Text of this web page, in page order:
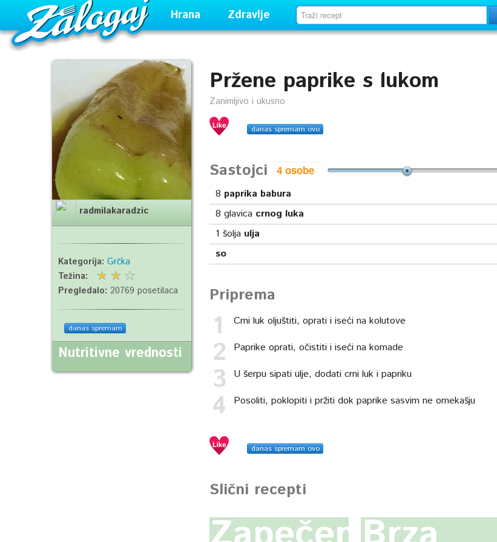
Hrana Zdravlje
Pržene paprike s lukom
Zanimljivo i ukusno
danas spremam ovo
Sastojci
8 paprika babura
8 glavica crnog luka
1 šolja ulja
so
Priprema
Crni luk oljuštiti, oprati i iseći na kolutove
Paprike oprati, očistiti i iseći na komade
U šerpu sipati ulje, dodati crni luk i papriku
Posoliti, poklopiti i pržiti dok paprike sasvim ne omekašju
danas spremam ovo
Slični recepti
radmilakaradzic
Kategorija: Grčka
Težina:
Pregledalo: 20769 posetilaca
danas spremam
Nutritivne vrednosti